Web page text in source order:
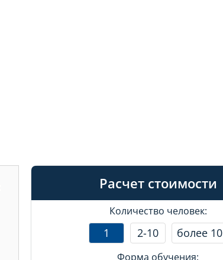
Расчет стоимости
Количество человек:
1 2-10 более 10
Форма обучения: